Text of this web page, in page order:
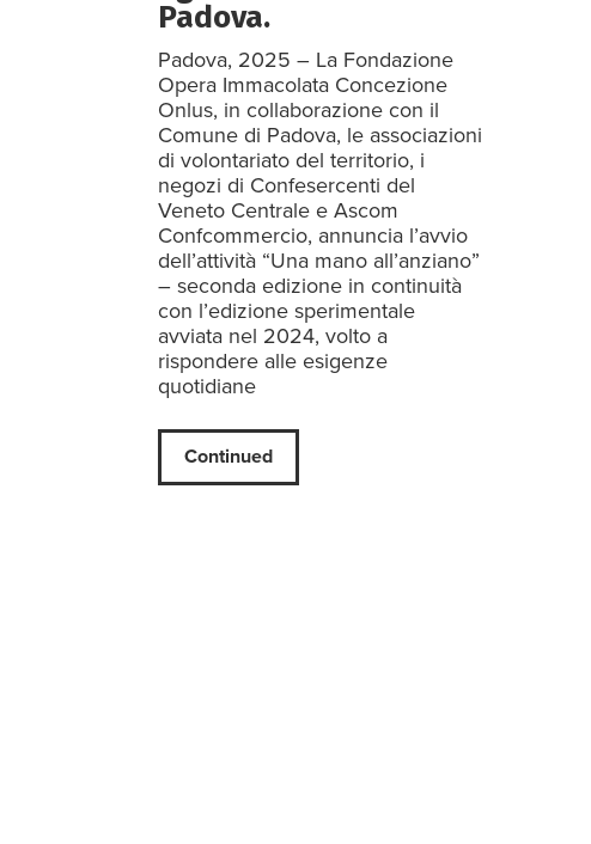
Padova.
Padova, 2025 – La Fondazione
Opera Immacolata Concezione
Onlus, in collaborazione con il
Comune di Padova, le associazioni
di volontariato del territorio, i
negozi di Confesercenti del
Veneto Centrale e Ascom
Confcommercio, annuncia l’avvio
dell’attività “Una mano all’anziano”
– seconda edizione in continuità
con l’edizione sperimentale
avviata nel 2024, volto a
rispondere alle esigenze
quotidiane
Continued